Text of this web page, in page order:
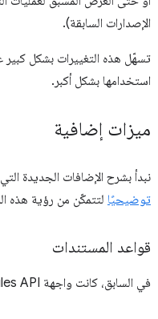
الإصدارات السابقة).
تسهّل هذه التغييرات بشكل كبير
استخدامها بشكل أكبر.
ميزات إضافية
نبدأ بشرح الإضافات الجديدة
توضيحيًا لتتمكّن من رؤية هذه
قواعد المستندات
في السابق، كانت واجهة Speculation Rules API تعمل من خلال تحديد قائمة بعناوين URL لجلب البيانات مسبقًا أو عرضها مسبقًا: